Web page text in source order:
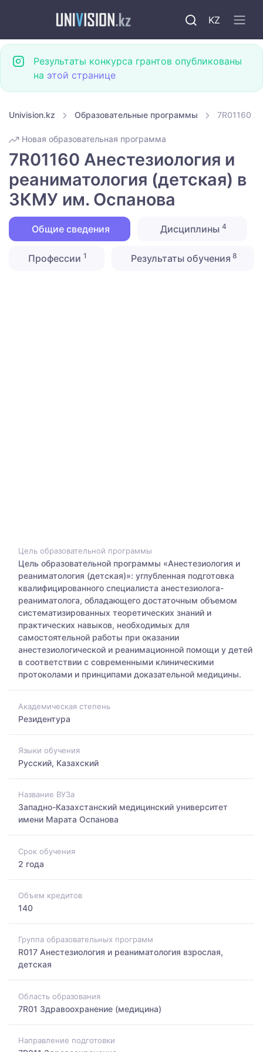
KZ
Результаты конкурса грантов опубликованы
на этой странице
Univision.kz Образовательные программы 7R01160
Новая образовательная программа
7R01160 Анестезиология и
реаниматология (детская) в
ЗКМУ им. Оспанова
Общие сведения Дисциплины 4
Профессии1 Результаты обучения 8
Цель образовательной программы
Цель образовательной программы «Анестезиология и
реаниматология (детская)»: углубленная подготовка
квалифицированного специалиста анестезиолога-
реаниматолога, обладающего достаточным объемом
систематизированных теоретических знаний и
практических навыков, необходимых для
самостоятельной работы при оказании
анестезиологической и реанимационной помощи у детей
в соответствии с современными клиническими
протоколами и принципами доказательной медицины.
Академическая степень
Резидентура
Языки обучения
Русский, Казахский
Название ВУЗа
Западно-Казахстанский медицинский университет
имени Марата Оспанова
Срок обучения
2 года
Объем кредитов
140
Группа образовательных программ
R017 Анестезиология и реаниматология взрослая,
детская
Область образования
7R01 Здравоохранение (медицина)
Направление подготовки